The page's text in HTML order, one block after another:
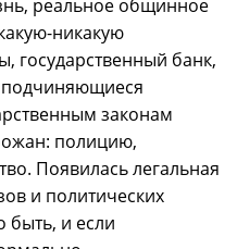
реальное общинное
никакую
государственный банк,
законам
полицию,
Появилась легальная
и политических
быть, и если